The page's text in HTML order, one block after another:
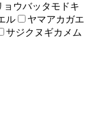
ョウバッタモドキ
ル
ヤマアカガエ
サジクヌギカメム